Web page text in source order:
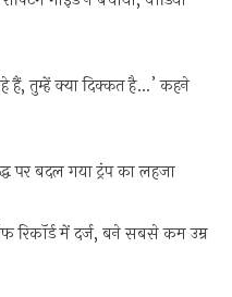
हैं, तुम्हें क्या दिक्कत है…’ कहने
पर बदल गया ट्रंप का लहजा
में दर्ज, बने सबसे कम उम्र